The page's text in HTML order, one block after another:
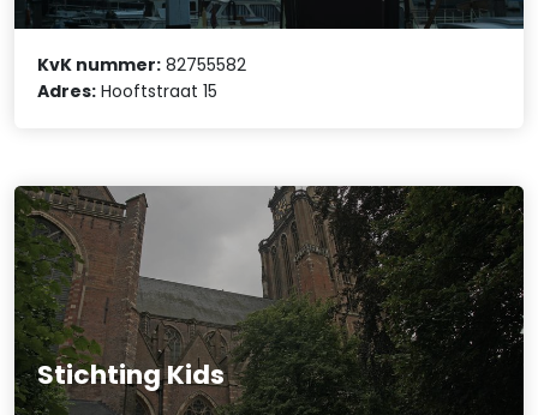
KvK nummer: 82755582
Adres: Hooftstraat 15
Stichting Kids